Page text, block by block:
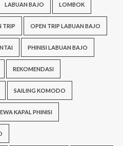
LABUAN BAJO LOMBOK
TRIP OPEN TRIP LABUAN BAJO
PHINISI LABUAN BAJO
REKOMENDASI
SAILING KOMODO
KAPAL PHINISI